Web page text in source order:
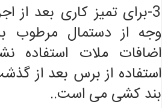
3-برای تمیز کاری بعد از
وجه از دستمال مرطوب
اضافات ملات استفاده
استفاده از برس بعد از
بند کشی می است..